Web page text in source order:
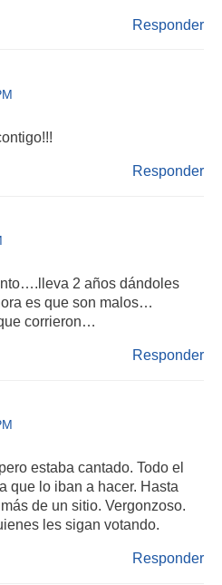
Responder
Responder
2 años dándoles
es que son malos…
corrieron…
Responder
estaba cantado. Todo el
que lo iban a hacer. Hasta
de un sitio. Vergonzoso.
les sigan votando.
Responder